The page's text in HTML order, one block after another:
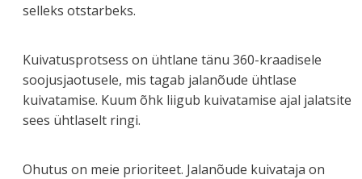
selleks otstarbeks.
Kuivatusprotsess on ühtlane tänu 360-kraadisele
soojusjaotusele, mis tagab jalanõude ühtlase
kuivatamise. Kuum õhk liigub kuivatamise ajal jalatsite
sees ühtlaselt ringi.
Ohutus on meie prioriteet. Jalanõude kuivataja on